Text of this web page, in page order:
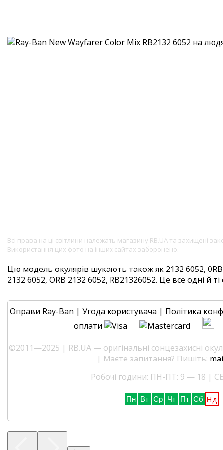
Всі права на ці світлини належать магазину RB.UA та захищені
Використання цих фото на інших сайтах заборонено.
Цю модель окулярів шукають також як 2132 6052,
2132 6052, ORB 2132 6052, RB21326052. Це все одні й ті
Оправи Ray-Ban | Угода користувача | Політика
оплати
©2011—2025 | RB.UA — оригінальні сонцезахисні
| Маєте запитання? Пишіть:
Робочі години: ПН-ПТ: 9 — 18 |
Пн Вт Ср Чт Пт Сб Нд